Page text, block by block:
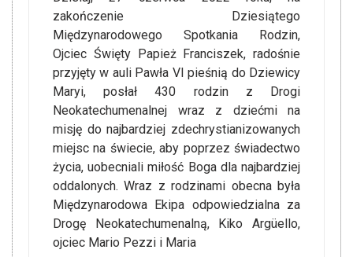
zakończenie Dziesiątego
Międzynarodowego Spotkania Rodzin,
Ojciec Święty Papież Franciszek, radośnie
przyjęty w auli Pawła VI pieśnią do Dziewicy
Maryi, posłał 430 rodzin z Drogi
Neokatechumenalnej wraz z dziećmi na
misję do najbardziej zdechrystianizowanych
miejsc na świecie, aby poprzez świadectwo
życia, uobecniali miłość Boga dla najbardziej
oddalonych. Wraz z rodzinami obecna była
Międzynarodowa Ekipa odpowiedzialna za
Drogę Neokatechumenalną, Kiko Argüello,
ojciec Mario Pezzi i Maria